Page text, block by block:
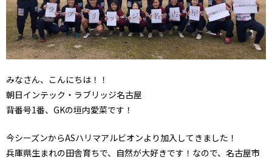
みなさん、こんにちは！！
朝日インテック・ラブリッジ名古屋
背番号1番、GKの垣内愛菜です！
今シーズンからASハリマアルビオンより加入してきました！
兵庫県生まれの田舎育ちで、自然が大好きです！なので、名古屋市